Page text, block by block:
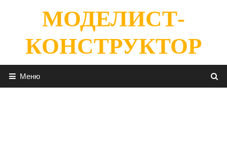
содержимомуМОДЕЛИСТ-
КОНСТРУКТОР
Меню